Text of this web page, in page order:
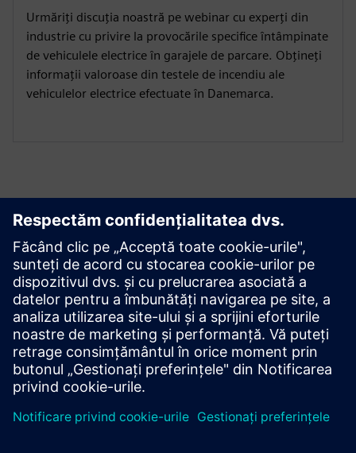
Urmăriți discuția noastră pe webinar cu experți din
industrie cu privire la provocările specifice întâmpinate
de vehiculele electrice în garajele de parcare. Obțineți
informații valoroase din testele de incendiu ale
vehiculelor electrice efectuate în Danemarca.
Descoperiți posibilitățile
Contactați-ne